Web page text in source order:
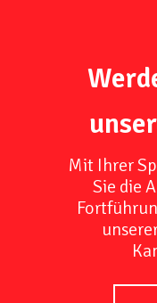
Mit Ihrer
Sie die